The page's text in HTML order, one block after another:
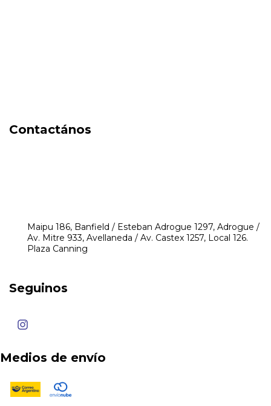
Contactános
Maipu 186, Banfield / Esteban Adrogue 1297, Adrogue /
Av. Mitre 933, Avellaneda / Av. Castex 1257, Local 126.
Plaza Canning
Seguinos
Medios de envío